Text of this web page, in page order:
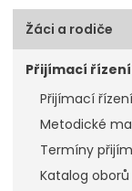
Žáci a rodiče
Přijímací řízení
Přijímací
Metodické
Termíny
Katalog